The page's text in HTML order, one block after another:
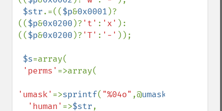
$str.=(($p&0x0001 )?
(($p&0x0200 )? 't' : 'x' ):
(($p&0x0200 )? 'T' : '-' ));
$s=array(
'perms' =>array(
'umask' =>sprintf( "%04o" ,@umask
'human' =>$str,